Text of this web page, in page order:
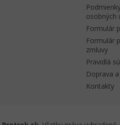
osobných
Formulár
Formulár
zmluvy
Pravidlá
Doprava
Kontakty